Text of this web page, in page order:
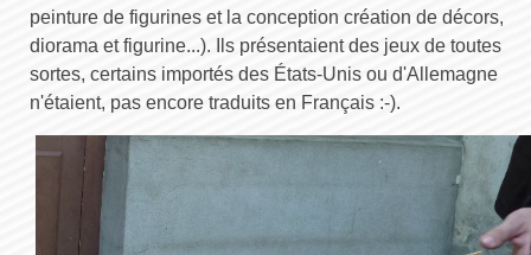
peinture de figurines et la conception création de décors,
diorama et figurine...). Ils présentaient des jeux de toutes
sortes, certains importés des États-Unis ou d'Allemagne
n'étaient, pas encore traduits en Français :-).